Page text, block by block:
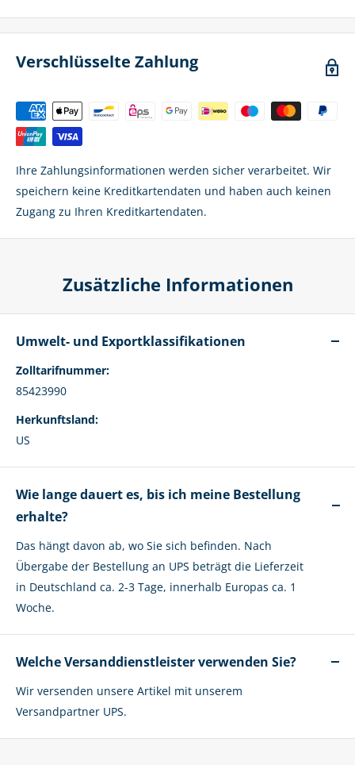
Verschlüsselte Zahlung
Ihre Zahlungsinformationen werden sicher verarbeitet. Wir
speichern keine Kreditkartendaten und haben auch keinen
Zugang zu Ihren Kreditkartendaten.
Zusätzliche Informationen
Umwelt- und Exportklassifikationen
Zolltarifnummer:
85423990
Herkunftsland:
US
Wie lange dauert es, bis ich meine Bestellung
erhalte?
Das hängt davon ab, wo Sie sich befinden. Nach
Übergabe der Bestellung an UPS beträgt die Lieferzeit
in Deutschland ca. 2-3 Tage, innerhalb Europas ca. 1
Woche.
Welche Versanddienstleister verwenden Sie?
Wir versenden unsere Artikel mit unserem
Versandpartner UPS.